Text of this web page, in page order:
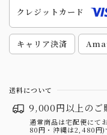
クレジットカード
キャリア決済
送料について
9,000円以上のご
通常商品は宅配便にて
80円・沖縄は2,480円)